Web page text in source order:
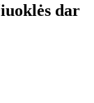
dar